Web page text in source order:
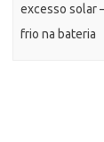
excesso solar
frio na bateria